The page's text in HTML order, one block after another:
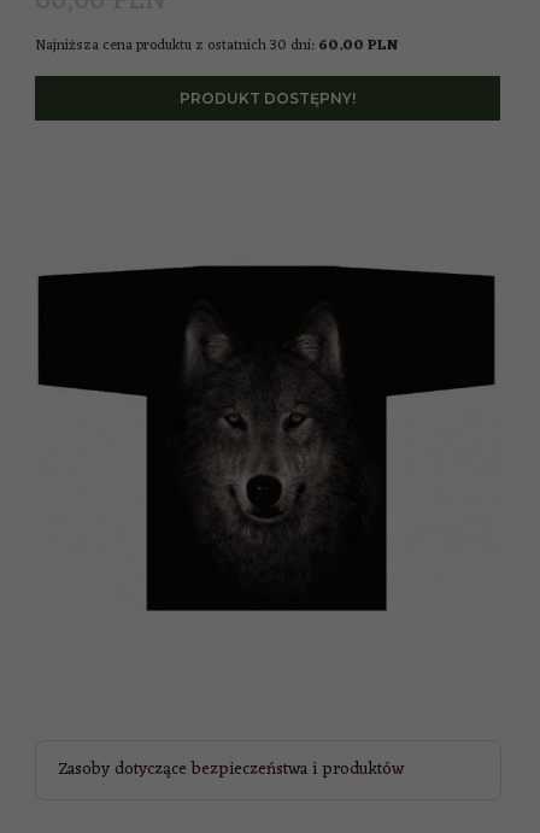
Najniższa cena produktu z ostatnich 30 dni:60.00 PLN
PRODUKT DOSTĘPNY!
Zasoby dotyczące bezpieczeństwa i produktów